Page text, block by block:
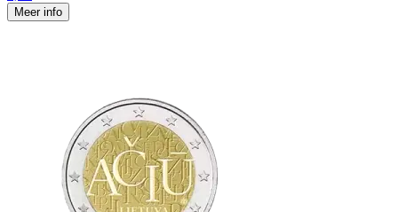
Meer info